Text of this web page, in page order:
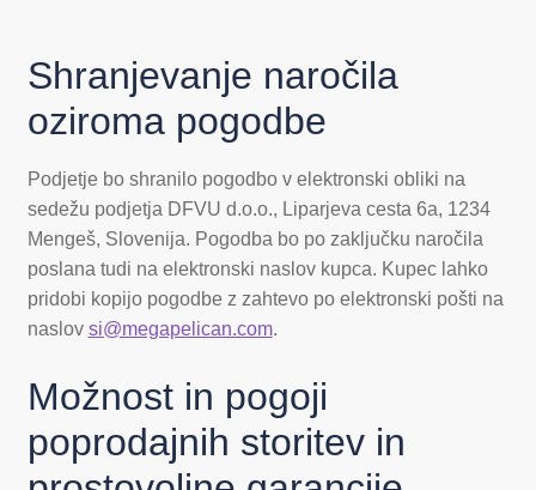
Shranjevanje naročila
oziroma pogodbe
Podjetje bo shranilo pogodbo v elektronski obliki na
sedežu podjetja DFVU d.o.o., Liparjeva cesta 6a, 1234
Mengeš, Slovenija. Pogodba bo po zaključku naročila
poslana tudi na elektronski naslov kupca. Kupec lahko
pridobi kopijo pogodbe z zahtevo po elektronski pošti na
naslov si@megapelican.com.
Možnost in pogoji
poprodajnih storitev in